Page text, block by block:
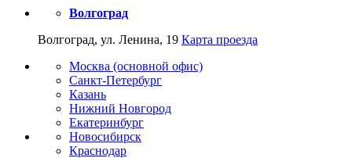
Волгоград
Волгоград, ул. Ленина, 19 Карта проезда
Москва (основной офис)
Санкт-Петербург
Казань
Нижний Новгород
Екатеринбург
Новосибирск
Краснодар